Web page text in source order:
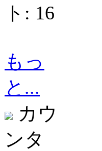
ト: 16
もっ
と...
カウ
ンタ